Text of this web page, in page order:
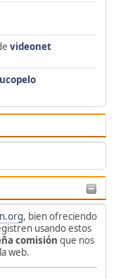
videonet
, bien ofreciendo
usando estos
comisión que nos
web.